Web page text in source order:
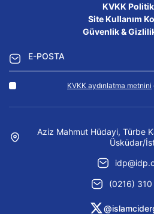
KVKK
Site Kullanım
Güvenlik &
KVKK aydınlatma metnini
Aziz Mahmut Hüdayi, Türbe
Üsküdar/
(0216)